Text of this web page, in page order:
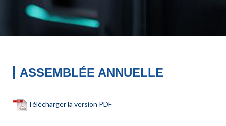
ASSEMBLÉE ANNUELLE
Télécharger la version PDF